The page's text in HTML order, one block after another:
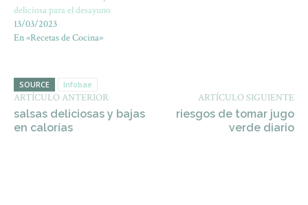
deliciosa para el desayuno
13/03/2023
En «Recetas de Cocina»
SOURCE Infobae
ARTÍCULO ANTERIOR
salsas deliciosas y bajas
en calorías
ARTÍCULO SIGUIENTE
riesgos de tomar jugo
verde diario